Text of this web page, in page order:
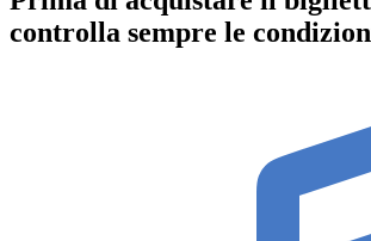
controlla sempre le